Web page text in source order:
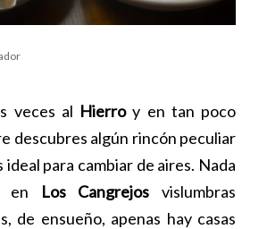
veces al Hierroy en tan poco
descubres algún rincón peculiar
para cambiar de aires. Nada
en Los Cangrejos vislumbras
de ensueño, apenas hay casas